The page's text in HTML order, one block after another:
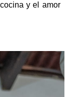
y el amor